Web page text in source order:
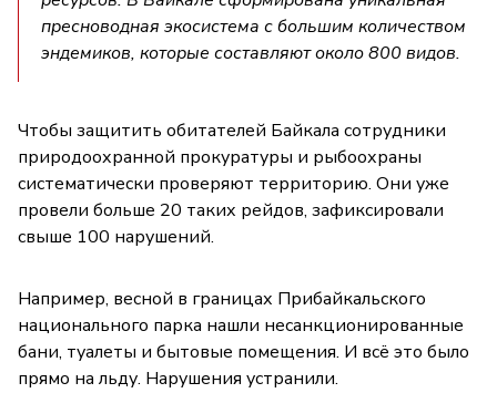
пресноводная экосистема с большим количеством
эндемиков, которые составляют около 800 видов.
Чтобы защитить обитателей Байкала сотрудники
природоохранной прокуратуры и рыбоохраны
систематически проверяют территорию. Они уже
провели больше 20 таких рейдов, зафиксировали
свыше 100 нарушений.
Например, весной в границах Прибайкальского
национального парка нашли несанкционированные
бани, туалеты и бытовые помещения. И всё это было
прямо на льду. Нарушения устранили.